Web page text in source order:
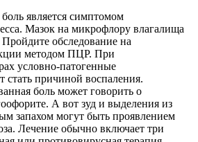
является симптомом
Мазок на микрофлору влагалища
Пройдите обследование на
методом ПЦР. При
условно-патогенные
стать причиной воспаления.
боль может говорить о
А вот зуд и выделения из
запахом могут быть проявлением
Лечение обычно включает три